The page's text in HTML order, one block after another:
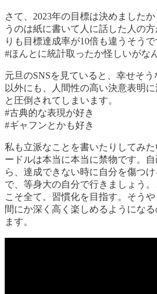
さて、2023年の目標は決めました
うのは紙に書いて人に話した人の
りも目標達成率が10倍も違うそうで
#ほんとに統計取ったか怪しいがな
元旦のSNSを見ていると、幸せそ
以外にも、人間性の高い決意表明
と圧倒されてしまいます。
#古典的な表現が好き
#ギャフンとかも好き
私も立派なことを書いたりしてみ
ードルは本当に本当に禁物です。
ら、達成できない時に自分を傷つ
で、等身大の自分で行きましょう
こそ全て。習慣化を目指す。そう
間にか深く高く楽しめるようにな
ます。